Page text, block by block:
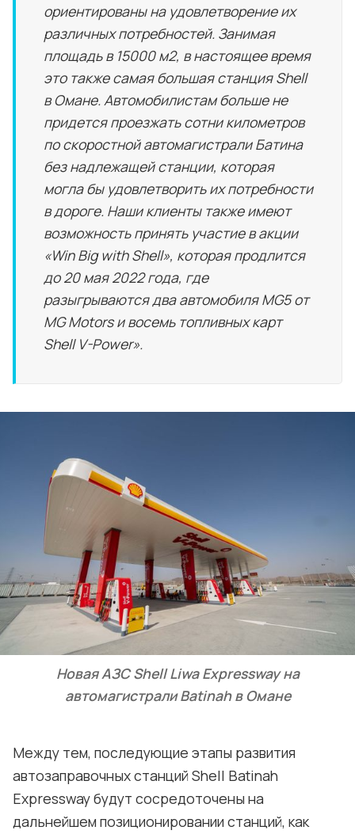
ориентированы на удовлетворение их
различных потребностей. Занимая
площадь в 15000 м2, в настоящее время
это также самая большая станция Shell
в Омане. Автомобилистам больше не
придется проезжать сотни километров
по скоростной автомагистрали Батина
без надлежащей станции, которая
могла бы удовлетворить их потребности
в дороге. Наши клиенты также имеют
возможность принять участие в акции
«Win Big with Shell», которая продлится
до 20 мая 2022 года, где
разыгрываются два автомобиля MG5 от
MG Motors и восемь топливных карт
Shell V-Power».
Новая АЗС Shell Liwa Expressway на
автомагистрали Batinah в Омане
Между тем, последующие этапы развития
автозаправочных станций Shell Batinah
Expressway будут сосредоточены на
дальнейшем позиционировании станций, как